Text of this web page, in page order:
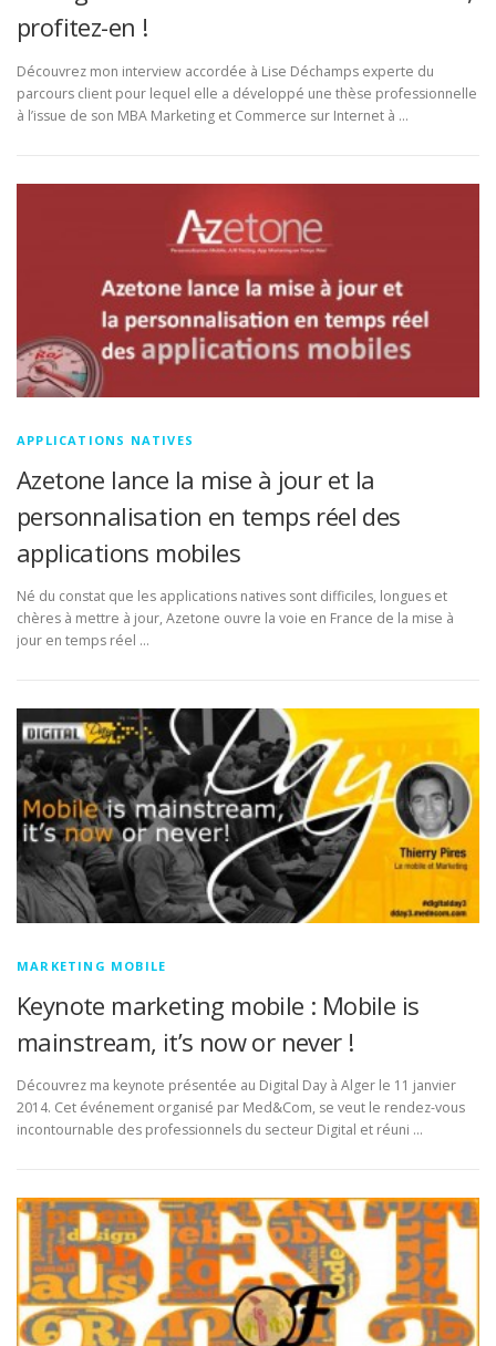
profitez-en !
Découvrez mon interview accordée à Lise Déchamps experte du
parcours client pour lequel elle a développé une thèse professionnelle
à l’issue de son MBA Marketing et Commerce sur Internet à …
APPLICATIONS NATIVES
Azetone lance la mise à jour et la
personnalisation en temps réel des
applications mobiles
Né du constat que les applications natives sont difficiles, longues et
chères à mettre à jour, Azetone ouvre la voie en France de la mise à
jour en temps réel …
MARKETING MOBILE
Keynote marketing mobile : Mobile is
mainstream, it’s now or never !
Découvrez ma keynote présentée au Digital Day à Alger le 11 janvier
2014. Cet événement organisé par Med&Com, se veut le rendez-vous
incontournable des professionnels du secteur Digital et réuni …